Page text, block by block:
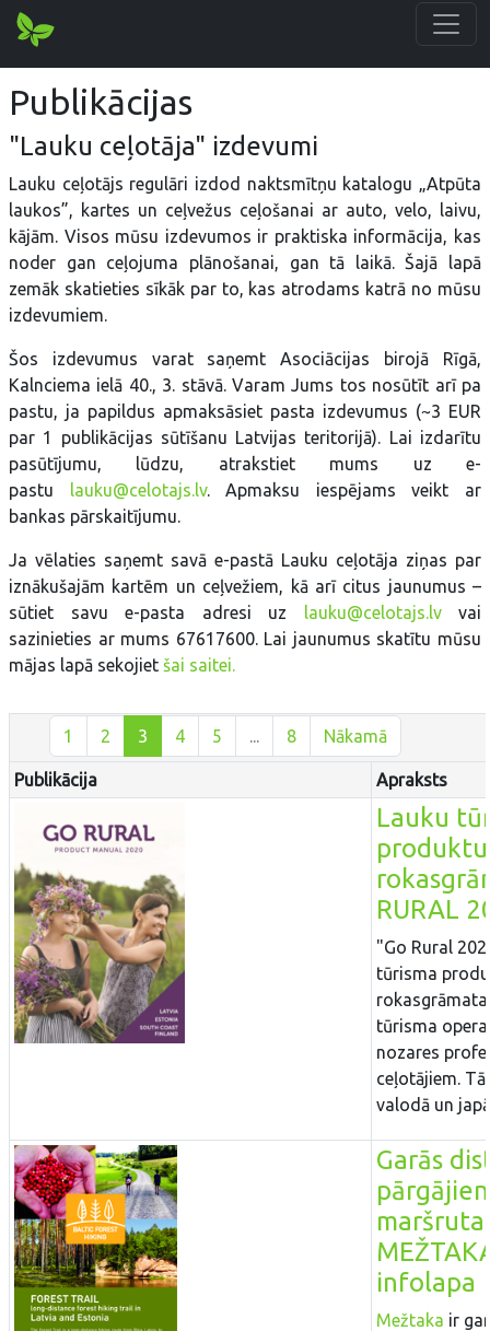
Publikācijas
"Lauku ceļotāja" izdevumi
Lauku ceļotājs regulāri izdod naktsmītņu katalogu „Atpūta
laukos”, kartes un ceļvežus ceļošanai ar auto, velo, laivu,
kājām. Visos mūsu izdevumos ir praktiska informācija, kas
noder gan ceļojuma plānošanai, gan tā laikā. Šajā lapā
zemāk skatieties sīkāk par to, kas atrodams katrā no mūsu
izdevumiem.
Šos izdevumus varat saņemt Asociācijas birojā Rīgā,
Kalnciema ielā 40., 3. stāvā. Varam Jums tos nosūtīt arī pa
pastu, ja papildus apmaksāsiet pasta izdevumus (~3 EUR
par 1 publikācijas sūtīšanu Latvijas teritorijā). Lai izdarītu
pasūtījumu, lūdzu, atrakstiet mums uz e-
pastu lauku@celotajs.lv. Apmaksu iespējams veikt ar
bankas pārskaitījumu.
Ja vēlaties saņemt savā e-pastā Lauku ceļotāja ziņas par
iznākušajām kartēm un ceļvežiem, kā arī citus jaunumus –
sūtiet savu e-pasta adresi uz lauku@celotajs.lvvai
sazinieties ar mums 67617600. Lai jaunumus skatītu mūsu
mājas lapā sekojiet šai saitei.
1 2 3 4 5 ... 8 Nākamā
Publikācija Apraksts
Lauku
produktu
RURAL
"Go Rural
tūrisma
tūrisma
nozares
ceļotājiem.
valodā un
Garās
maršruta
infolapa
Mežtaka ir